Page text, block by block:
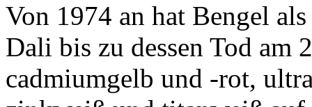
Von 1974 an hat Bengel
Dali bis zu dessen Tod am
cadmiumgelb und -rot,